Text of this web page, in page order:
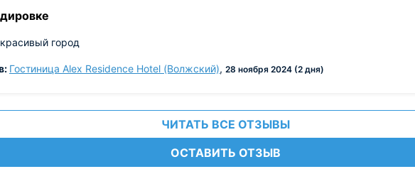
город
Гостиница Alex Residence Hotel (Волжский), 28 ноября 2024 (2 дня)
ЧИТАТЬ ВСЕ ОТЗЫВЫ
ОСТАВИТЬ ОТЗЫВ